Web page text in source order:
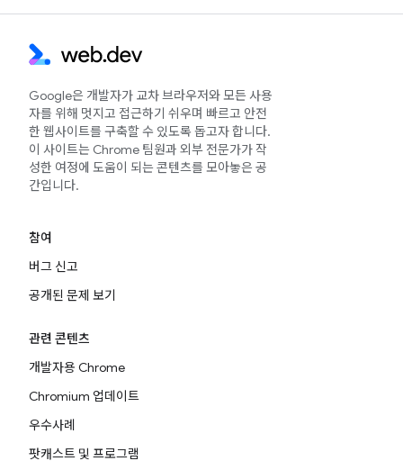
Google은 개발자가 교차 브라우저와 모든 사용
자를 위해 멋지고 접근하기 쉬우며 빠르고 안전
한 웹사이트를 구축할 수 있도록 돕고자 합니다.
이 사이트는 Chrome 팀원과 외부 전문가가 작
성한 여정에 도움이 되는 콘텐츠를 모아놓은 공
간입니다.
참여
버그 신고
공개된 문제 보기
관련 콘텐츠
개발자용 Chrome
Chromium 업데이트
우수사례
팟캐스트 및 프로그램